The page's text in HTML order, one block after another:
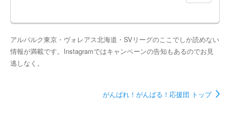
アルバルク東京・ヴォレアス北海道・SVリーグのここでしか読めない
情報が満載です。Instagramではキャンペーンの告知もあるのでお見
逃しなく。
がんばれ！がんばる！応援団 トップ